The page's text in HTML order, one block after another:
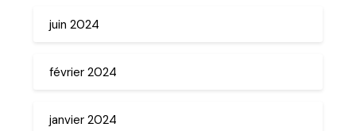
juin 2024
février 2024
janvier 2024